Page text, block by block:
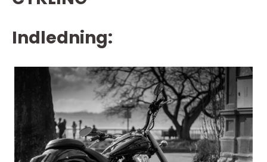
Indledning: